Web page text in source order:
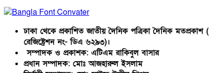
ঢাকা থেকে প্রকাশিত জাতীয় দৈনিক পত্রিকা দৈনিক মতপ্রকাশ (
রেজিষ্ট্রেশন নং- ডিএ ৬২৯৩)।
সম্পাদক ও প্রকাশক: এটিএম রাকিবুল বাসার
প্রধান সম্পাদক: মোঃ আজহারুল ইসলাম